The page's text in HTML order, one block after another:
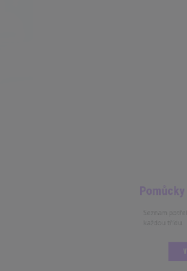
každou třídu.